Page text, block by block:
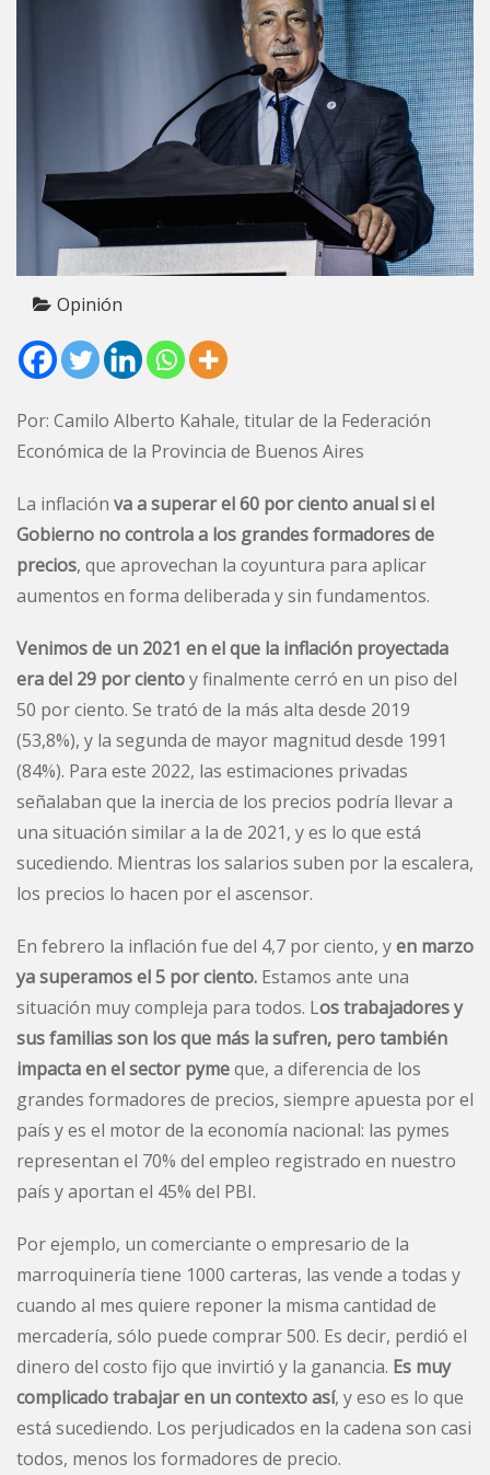
Opinión
Por: Camilo Alberto Kahale, titular de la Federación
Económica de la Provincia de Buenos Aires
La inflación va a superar el 60 por ciento anual si el
Gobierno no controla a los grandes formadores de
precios, que aprovechan la coyuntura para aplicar
aumentos en forma deliberada y sin fundamentos.
Venimos de un 2021 en el que la inflación proyectada
era del 29 por cientoy finalmente cerró en un piso del
50 por ciento. Se trató de la más alta desde 2019
(53,8%), y la segunda de mayor magnitud desde 1991
(84%). Para este 2022, las estimaciones privadas
señalaban que la inercia de los precios podría llevar a
una situación similar a la de 2021, y es lo que está
sucediendo. Mientras los salarios suben por la escalera,
los precios lo hacen por el ascensor.
En febrero la inflación fue del 4,7 por ciento, yen marzo
ya superamos el 5 por ciento. Estamos ante una
situación muy compleja para todos. Los trabajadores y
sus familias son los que más la sufren, pero también
impacta en el sector pymeque, a diferencia de los
grandes formadores de precios, siempre apuesta por el
país y es el motor de la economía nacional: las pymes
representan el 70% del empleo registrado en nuestro
país y aportan el 45% del PBI.
Por ejemplo, un comerciante o empresario de la
marroquinería tiene 1000 carteras, las vende a todas y
cuando al mes quiere reponer la misma cantidad de
mercadería, sólo puede comprar 500. Es decir, perdió el
dinero del costo fijo que invirtió y la ganancia. Es muy
complicado trabajar en un contexto así, y eso es lo que
está sucediendo. Los perjudicados en la cadena son casi
todos, menos los formadores de precio.